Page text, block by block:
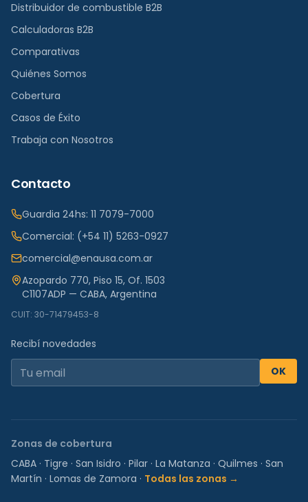
Distribuidor de combustible B2B
Calculadoras B2B
Comparativas
Quiénes Somos
Cobertura
Casos de Éxito
Trabaja con Nosotros
Contacto
Guardia 24hs: 11 7079-7000
Comercial: (+54 11) 5263-0927
comercial@enausa.com.ar
Azopardo 770, Piso 15, Of. 1503
C1107ADP — CABA, Argentina
CUIT: 30-71479453-8
Recibí novedades
OK
Zonas de cobertura
CABA · Tigre · San Isidro · Pilar · La Matanza · Quilmes · San
Martín · Lomas de Zamora · Todas las zonas →